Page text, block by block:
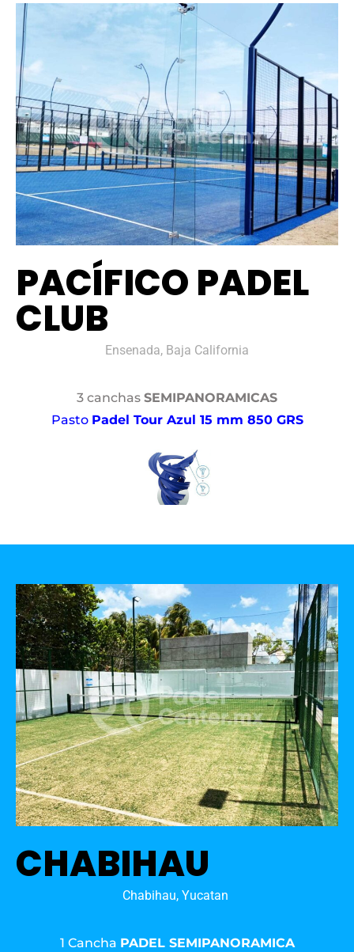
PACÍFICO PADEL
CLUB
Ensenada, Baja California
3 canchas SEMIPANORAMICAS
Pasto Padel Tour Azul 15 mm 850 GRS
CHABIHAU
Chabihau, Yucatan
1 Cancha PADEL SEMIPANORAMICA